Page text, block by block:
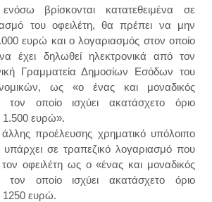
βρίσκονται κατατεθειμένα σε
του οφειλέτη, θα πρέπει να μην
ευρώ και ο λογαριασμός στον οποίο
έχει δηλωθεί ηλεκτρονικά από τον
Γραμματεία Δημοσίων Εσόδων του
ως «ο ένας και μοναδικός
τον οποίο ισχύει ακατάσχετο όριο
1.500 ευρώ».
προέλευσης χρηματικό υπόλοιπο
σε τραπεζικό λογαριασμό που
οφειλέτη ως ο «ένας και μοναδικός
τον οποίο ισχύει ακατάσχετο όριο
1250 ευρώ.